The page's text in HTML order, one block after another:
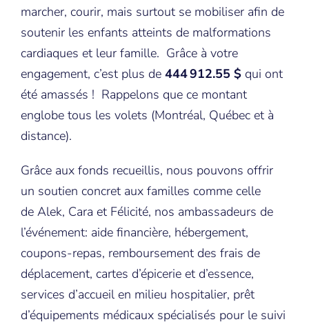
marcher, courir, mais surtout se mobiliser afin de
soutenir les enfants atteints de malformations
cardiaques et leur famille. Grâce à votre
engagement, c’est plus de 444 912.55 $ qui ont
été amassés ! Rappelons que ce montant
englobe tous les volets (Montréal, Québec et à
distance).
Grâce aux fonds recueillis, nous pouvons offrir
un soutien concret aux familles comme celle
de Alek, Cara et Félicité, nos ambassadeurs de
l’événement: aide financière, hébergement,
coupons-repas, remboursement des frais de
déplacement, cartes d’épicerie et d’essence,
services d’accueil en milieu hospitalier, prêt
d’équipements médicaux spécialisés pour le suivi